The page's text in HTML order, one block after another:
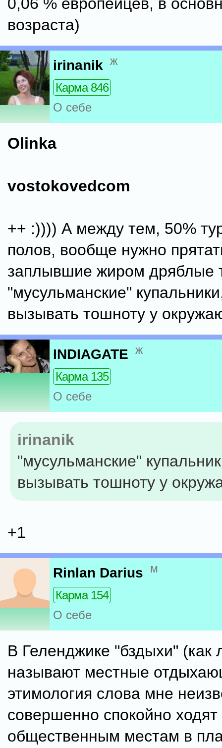
возраста)
irinanik ж
Карма 846
О себе
Olinka
vostokovedcom
++ :)))) А между тем, 50%
полов, вообще нужно
заплывшие жиром дряблые
"мусульманские"
вызывать тошноту у
INDIAGATE ж
Карма 135
О себе
irinanik
"мусульманские"
вызывать тошноту у
+1
Rinlan Darius м
Карма 154
О себе
В Геленджике "бздыхи" (как
называют местные
этимология слова мне
совершенно спокойно
общественным местам в